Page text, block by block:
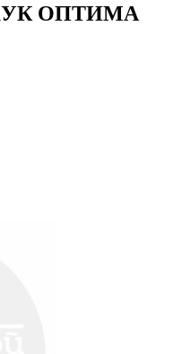
ЖУК ОПТИМА